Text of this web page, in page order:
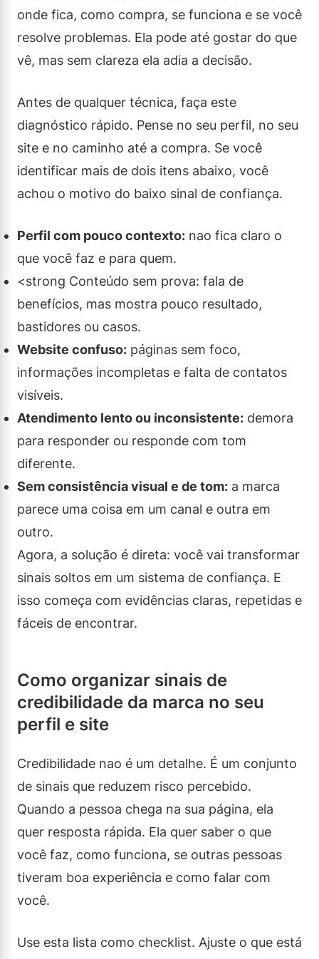
onde fica, como compra, se funciona e se você
resolve problemas. Ela pode até gostar do que
vê, mas sem clareza ela adia a decisão.
Antes de qualquer técnica, faça este
diagnóstico rápido. Pense no seu perfil, no seu
site e no caminho até a compra. Se você
identificar mais de dois itens abaixo, você
achou o motivo do baixo sinal de confiança.
Perfil com pouco contexto: nao fica claro o
que você faz e para quem.
<strong Conteúdo sem prova: fala de
benefícios, mas mostra pouco resultado,
bastidores ou casos.
Website confuso: páginas sem foco,
informações incompletas e falta de contatos
visíveis.
Atendimento lento ou inconsistente: demora
para responder ou responde com tom
diferente.
Sem consistência visual e de tom: a marca
parece uma coisa em um canal e outra em
outro.
Agora, a solução é direta: você vai transformar
sinais soltos em um sistema de confiança. E
isso começa com evidências claras, repetidas e
fáceis de encontrar.
Como organizar sinais de
credibilidade da marca no seu
perfil e site
Credibilidade nao é um detalhe. É um conjunto
de sinais que reduzem risco percebido.
Quando a pessoa chega na sua página, ela
quer resposta rápida. Ela quer saber o que
você faz, como funciona, se outras pessoas
tiveram boa experiência e como falar com
você.
Use esta lista como checklist. Ajuste o que está